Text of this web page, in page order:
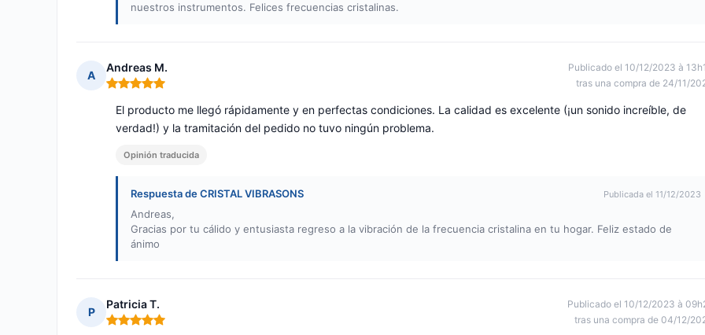
nuestros instrumentos. Felices frecuencias cristalinas.
A
Andreas M.
Nota: 5 de 5
Publicado el 10/12/2023 à
tras una compra de 24/11/
El producto me llegó rápidamente y en perfectas condiciones. La calidad es excelente (¡un sonido increíble, de
verdad!) y la tramitación del pedido no tuvo ningún problema.
Opinión traducida
Respuesta de CRISTAL VIBRASONS Publicada el 11/12/2023
Andreas,
Gracias por tu cálido y entusiasta regreso a la vibración de la frecuencia cristalina en tu hogar. Feliz estado de
ánimo
P
Patricia T.
Nota: 5 de 5
Publicado el 10/12/2023 à
tras una compra de 04/12/